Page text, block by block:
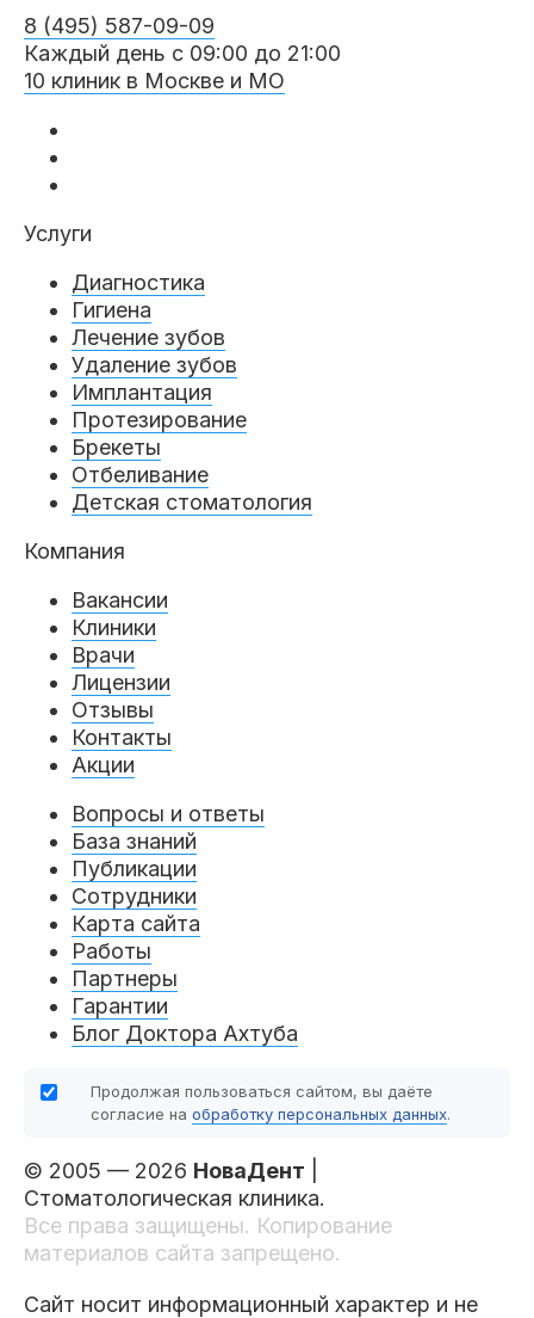
8 (495) 587-09-09
Каждый день с 09:00 до 21:00
10 клиник в Москве и МО
Услуги
Диагностика
Гигиена
Лечение зубов
Удаление зубов
Имплантация
Протезирование
Брекеты
Отбеливание
Детская стоматология
Компания
Вакансии
Клиники
Врачи
Лицензии
Отзывы
Контакты
Акции
Вопросы и ответы
База знаний
Публикации
Сотрудники
Карта сайта
Работы
Партнеры
Гарантии
Блог Доктора Ахтуба
Продолжая пользоваться сайтом, вы даёте
согласие на обработку персональных данных.
© 2005 — 2026 НоваДент
Стоматологическая клиника.
Все права защищены. Копирование
материалов сайта запрещено.
Сайт носит информационный характер и не